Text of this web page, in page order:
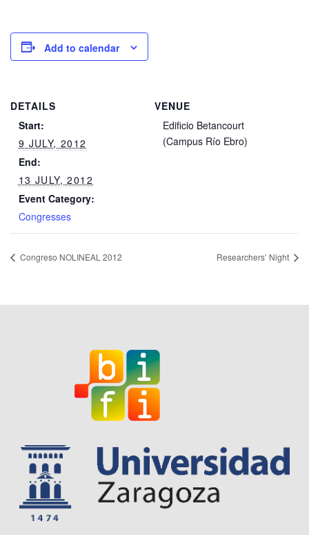
Add to calendar
DETAILS
Start:
9 JULY, 2012
End:
13 JULY, 2012
Event Category:
Congresses
VENUE
Edificio Betancourt
(Campus Río Ebro)
Congreso NOLINEAL 2012 Researchers’ Night